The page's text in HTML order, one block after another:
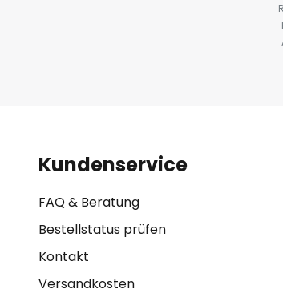
Kundenservice
FAQ & Beratung
Bestellstatus prüfen
Kontakt
Versandkosten